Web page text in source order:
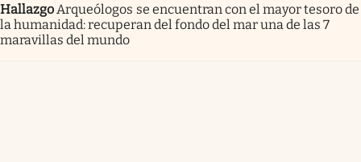
Hallazgo Arqueólogos se encuentran con el mayor tesoro de
la humanidad: recuperan del fondo del mar una de las 7
maravillas del mundo